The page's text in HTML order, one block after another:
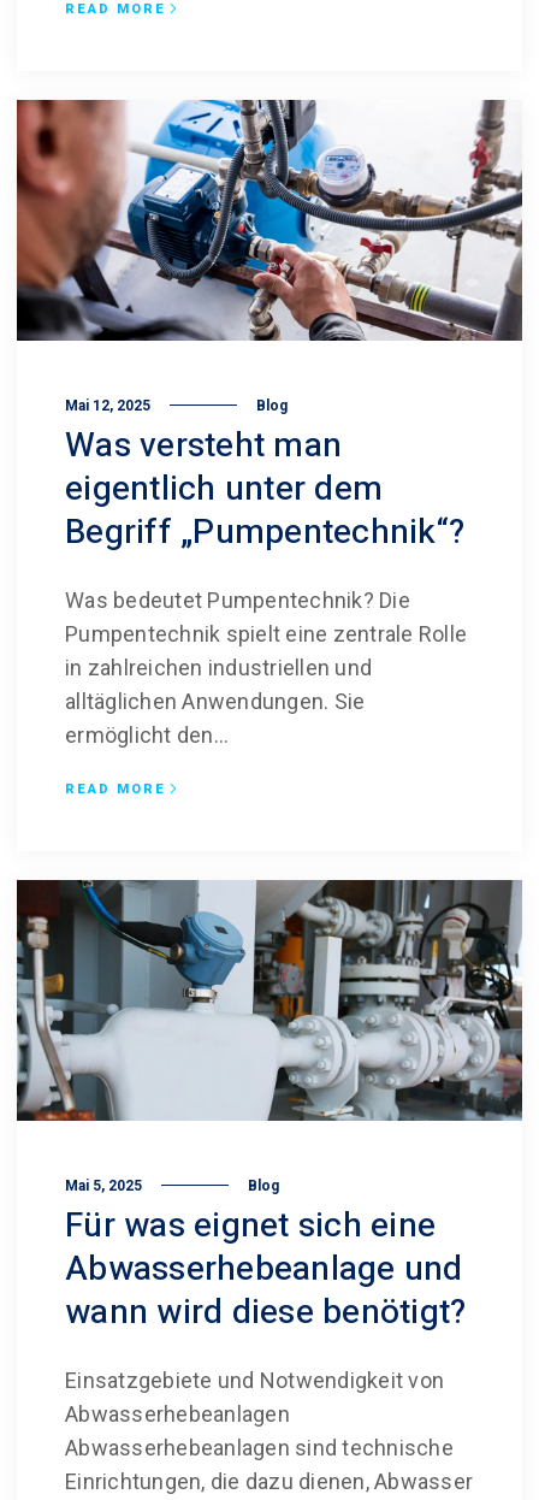
READ MORE
Mai 12, 2025 Blog
Was versteht man
eigentlich unter dem
Begriff „Pumpen­technik“?
Was bedeutet Pumpentechnik? Die
Pumpentechnik spielt eine zentrale Rolle
in zahlreichen industriellen und
alltäglichen Anwendungen. Sie
ermöglicht den...
READ MORE
Mai 5, 2025 Blog
Für was eignet sich eine
Abwasser­hebeanlage und
wann wird diese benötigt?
Einsatzgebiete und Notwendigkeit von
Abwasserhebeanlagen
Abwasserhebeanlagen sind technische
Einrichtungen, die dazu dienen, Abwasser